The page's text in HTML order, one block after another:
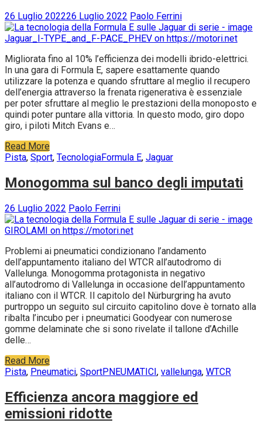
26 Luglio 202226 Luglio 2022 Paolo Ferrini
Migliorata fino al 10% l’efficienza dei modelli ibrido-elettrici.
In una gara di Formula E, sapere esattamente quando
utilizzare la potenza e quando sfruttare al meglio il recupero
dell’energia attraverso la frenata rigenerativa è essenziale
per poter sfruttare al meglio le prestazioni della monoposto e
quindi poter puntare alla vittoria. In questo modo, giro dopo
giro, i piloti Mitch Evans e…
Read More
Pista, Sport, TecnologiaFormula E, Jaguar
Monogomma sul banco degli imputati
26 Luglio 2022 Paolo Ferrini
Problemi ai pneumatici condizionano l’andamento
dell’appuntamento italiano del WTCR all’autodromo di
Vallelunga. Monogomma protagonista in negativo
all’autodromo di Vallelunga in occasione dell’appuntamento
italiano con il WTCR. Il capitolo del Nürburgring ha avuto
purtroppo un seguito sul circuito capitolino dove è tornato alla
ribalta l’incubo per i pneumatici Goodyear con numerose
gomme delaminate che si sono rivelate il tallone d’Achille
delle…
Read More
Pista, Pneumatici, SportPNEUMATICI , vallelunga, WTCR
Efficienza ancora maggiore ed
emissioni ridotte